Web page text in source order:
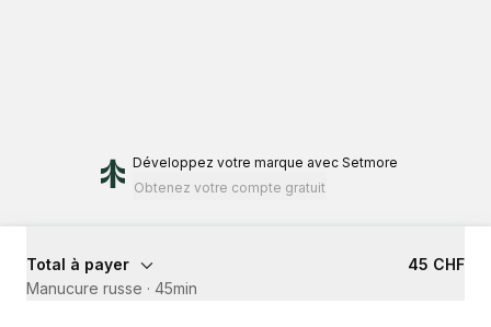
Développez votre marque avec Setmore
Obtenez votre compte gratuit
Total à payer
45 CHF
Manucure russe · 45min